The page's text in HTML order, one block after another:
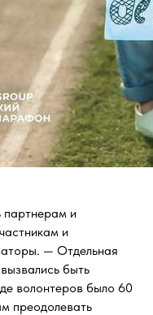
партнерам и
и
— Отдельная
быть
волонтеров было 60
преодолевать